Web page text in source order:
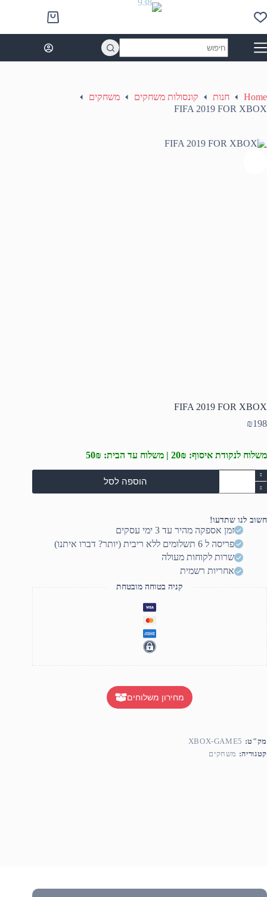
to
content
Shopping
cart
results
Home חנות קונסולות משחקים
משחקים
FIFA 2019 FOR XBOX
FIFA 2019 FOR XBOX
₪198
משלוח לנקודת איסוף: 20₪ | משלוח עד הבית: 50₪
כמות
של
FIFA
XBOX
הוספה לסל
חשוב לנו שתדעו!
זמן אספקה מהיר עד 3 ימי עסקים
פריסה ל 6 תשלומים ללא ריבית (יותר? דברו איתנו)
שרות לקוחות מעולה
אחריות רשמית
קניה בטוחה מובטחת
מחירון משלוחים
מק"ט: XBOX-GAME5
קטגוריה: משחקים